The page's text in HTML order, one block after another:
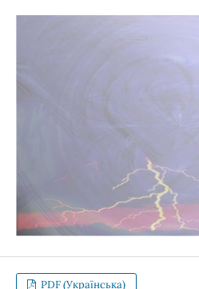
PDF (Українська)